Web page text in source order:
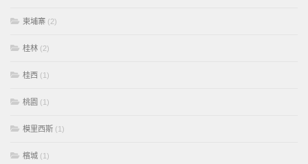
柬埔寨 (2)
桂林 (2)
桂西 (1)
桃園 (1)
模里西斯 (1)
檳城 (1)